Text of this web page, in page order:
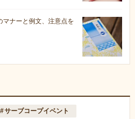
マナーと例文、注意点を
サーブコープイベント